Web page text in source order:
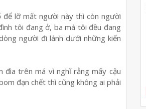
đểlỡmất người này thì còn người
tôi đang ở, ba má tôi đều đang
người đi lánh dưới những kiến
đìa trên má vì nghĩ rằng mấy cậu
đạn chết thì cũng không ai phải